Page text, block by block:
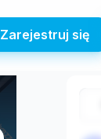
Zarejestruj się